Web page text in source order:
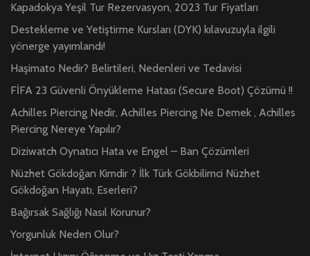
Kapadokya Yeşil Tur Rezervasyon, 2023 Tur Fiyatları
Destekleme ve Yetiştirme Kursları (DYK) kılavuzuyla ilgili
yönerge yayımlandı!
Haşimato Nedir? Belirtileri, Nedenleri ve Tedavisi
FİFA 23 Güvenli Önyükleme Hatası (Secure Boot) Çözümü !!
Achilles Piercing Nedir, Achilles Piercing Ne Demek , Achilles
Piercing Nereye Yapılır?
Diziwatch Oynatıcı Hata ve Engel – Ban Çözümleri
Nüzhet Gökdoğan Kimdir ? İlk Türk Gökbilimci Nüzhet
Gökdoğan Hayatı, Eserleri?
Bağırsak Sağlığı Nasıl Korunur?
Yorgunluk Neden Olur?